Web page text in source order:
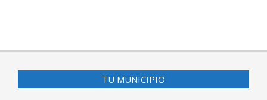
TU MUNICIPIO